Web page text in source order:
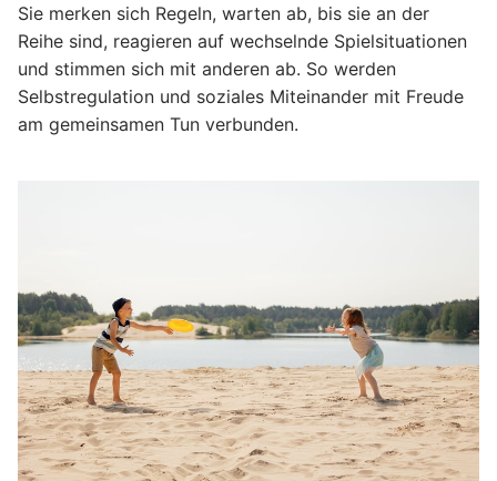
Sie merken sich Regeln, warten ab, bis sie an der
Reihe sind, reagieren auf wechselnde Spielsituationen
und stimmen sich mit anderen ab. So werden
Selbstregulation und soziales Miteinander mit Freude
am gemeinsamen Tun verbunden.